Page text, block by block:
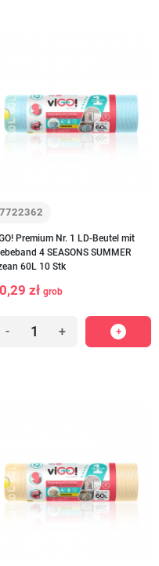
7722362
Premium Nr. 1 LD-Beutel mit
4 SEASONS SUMMER
60L 10 Stk
zł grob
- +